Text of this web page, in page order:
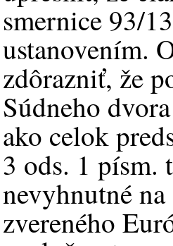
smernice 93/
ustanovením.
zdôrazniť, že
Súdneho
ako celok
3 ods. 1 písm.
nevyhnutné
zvereného